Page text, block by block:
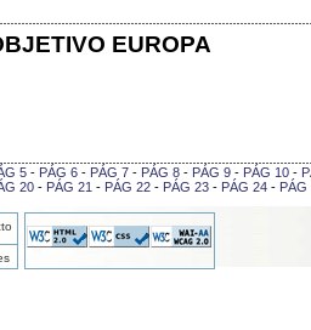
EUROPA
5- PÁG 6- PÁG 7- PÁG 8- PÁG 9- PÁG 10-
20 - PÁG 21 - PÁG 22 - PÁG 23 - PÁG 24 - PÁG